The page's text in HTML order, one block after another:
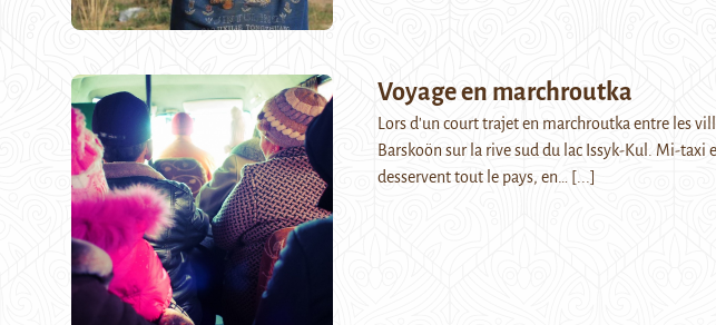
Voyage en marchroutka
Lors d'un court trajet en marchroutka entre les
Barskoön sur la rive sud du lac Issyk-Kul. Mi-taxi
desservent tout le pays, en…
[...]